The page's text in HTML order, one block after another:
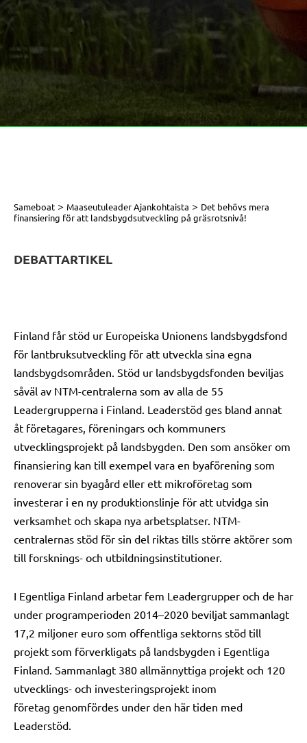
Sameboat > Maaseutuleader Ajankohtaista > Det behövs mera
finansiering för att landsbygdsutveckling på gräsrotsnivå!
DEBATTARTIKEL
Finland får stöd ur Europeiska Unionens landsbygdsfond
för lantbruksutveckling för att utveckla sina egna
landsbygdsområden. Stöd ur landsbygdsfonden beviljas
såväl av NTM-centralerna som av alla de 55
Leadergrupperna i Finland. Leaderstöd ges bland annat
åt företagares, föreningars och kommuners
utvecklingsprojekt på landsbygden. Den som ansöker om
finansiering kan till exempel vara en byaförening som
renoverar sin byagård eller ett mikroföretag som
investerar i en ny produktionslinje för att utvidga sin
verksamhet och skapa nya arbetsplatser. NTM-
centralernas stöd för sin del riktas tills större aktörer som
till forsknings- och utbildningsinstitutioner.
I Egentliga Finland arbetar fem Leadergrupper och de har
under programperioden 2014–2020 beviljat sammanlagt
17,2 miljoner euro som offentliga sektorns stöd till
projekt som förverkligats på landsbygden i Egentliga
Finland. Sammanlagt 380 allmännyttiga projekt och 120
utvecklings- och investeringsprojekt inom
företag genomfördes under den här tiden med
Leaderstöd.